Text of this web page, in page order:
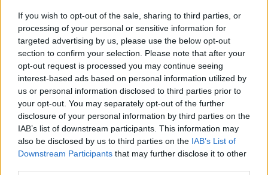
If you wish to opt-out of the sale, sharing to third parties, or
processing of your personal or sensitive information for
targeted advertising by us, please use the below opt-out
section to confirm your selection. Please note that after your
opt-out request is processed you may continue seeing
interest-based ads based on personal information utilized by
us or personal information disclosed to third parties prior to
your opt-out. You may separately opt-out of the further
disclosure of your personal information by third parties on the
IAB’s list of downstream participants. This information may
also be disclosed by us to third parties on the IAB’s List of
Downstream Participants that may further disclose it to other
κατανάλωσης και μαζί με την ενεργητική
διαχείριση του λειτουργικού και
χρηματοοικονομικού κόστους συμβάλουν στα
πολύ θετικά οικονομικά αποτελέσματα της
εταιρείας.
Καθώς εξελίσσεται η προσθήκη νέων εμπορικών
ακινήτων στο χαρτοφυλάκιο της εταιρείας μας,
όπως το Εμπορικό Πάρκο Τοp Parks Ηρακλείου,
αναδεικνύονται τα οφέλη της εξειδίκευσης